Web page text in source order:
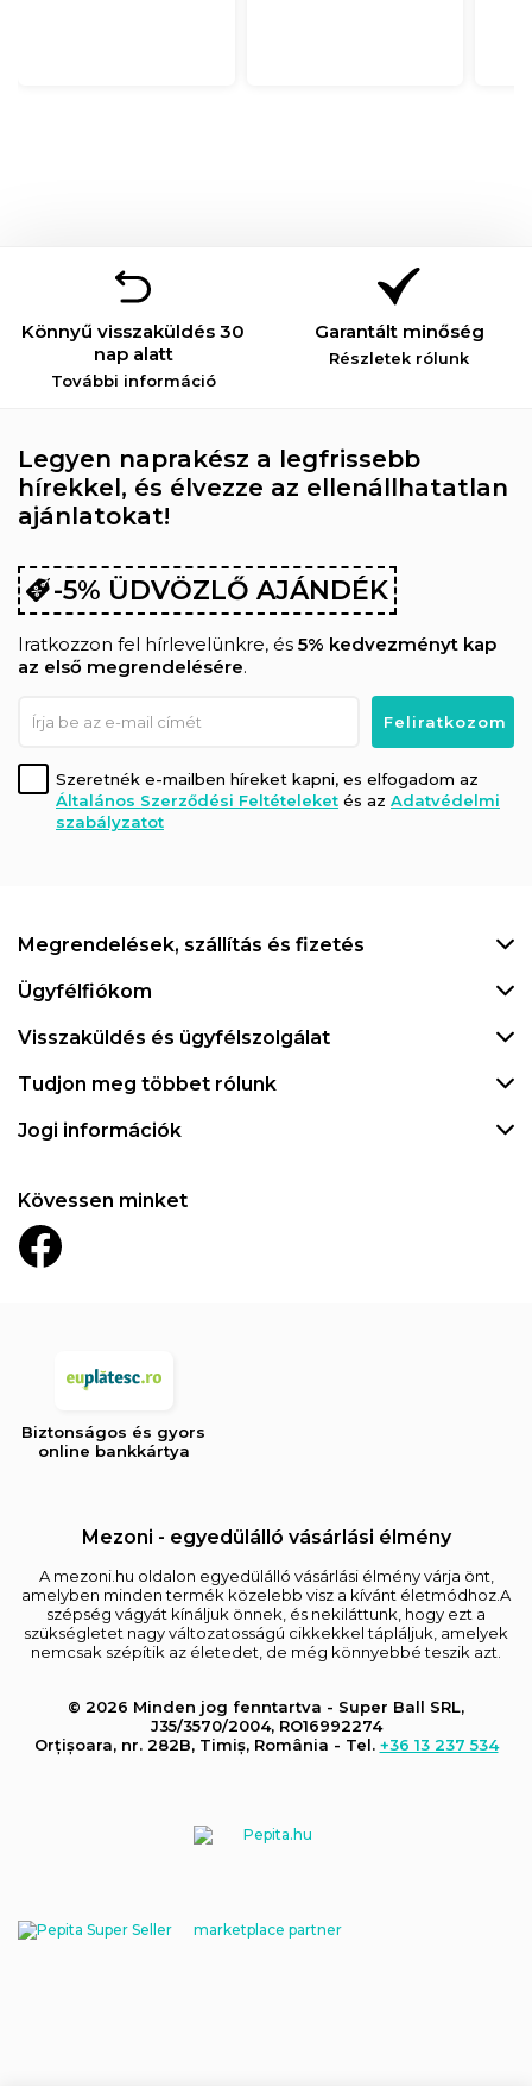
Könnyű visszaküldés 30
nap alatt
További információ
Garantált minőség
Részletek rólunk
Legyen naprakész a legfrissebb
hírekkel, és élvezze az ellenállhatatlan
ajánlatokat!
-5% ÜDVÖZLŐ AJÁNDÉK
Iratkozzon fel hírlevelünkre, és 5% kedvezményt kap
az első megrendelésére.
Szeretnék e-mailben híreket kapni, es elfogadom az
Általános Szerződési Feltételeket és az Adatvédelmi
szabályzatot
Megrendelések, szállítás és fizetés
Ügyfélfiókom
Visszaküldés és ügyfélszolgálat
Tudjon meg többet rólunk
Jogi információk
Kövessen minket
Biztonságos és gyors
online bankkártya
Mezoni - egyedülálló vásárlási élmény
A mezoni.hu oldalon egyedülálló vásárlási élmény várja önt,
amelyben minden termék közelebb visz a kívánt életmódhoz.A
szépség vágyát kínáljuk önnek, és nekiláttunk, hogy ezt a
szükségletet nagy változatosságú cikkekkel tápláljuk, amelyek
nemcsak szépítik az életedet, de még könnyebbé teszik azt.
© 2026 Minden jog fenntartva - Super Ball SRL,
J35/3570/2004, RO16992274
Orțișoara, nr. 282B, Timiș, România - Tel. +36 13 237 534
marketplace partner